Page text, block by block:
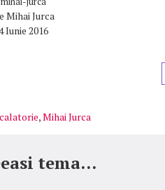
Mihai Jurca
Iunie 2016
,Mihai Jurca
tema...